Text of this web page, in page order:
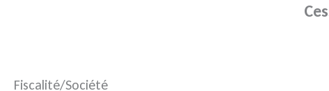
Fiscalité/Société